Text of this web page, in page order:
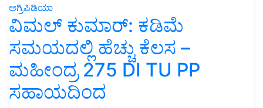
ಅಗ್ರಿಪಿಡಿಯಾ
ವಿಮಲ್ ಕುಮಾರ್: ಕಡಿಮೆ
ಸಮಯದಲ್ಲಿ ಹೆಚ್ಚು ಕೆಲಸ –
ಮಹೀಂದ್ರ 275 DI TU PP
ಸಹಾಯದಿಂದ